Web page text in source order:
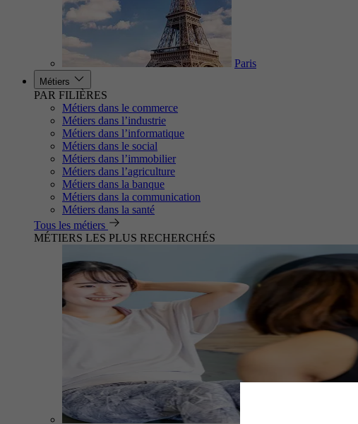
Paris
Métiers
PAR FILIÈRES
Métiers dans le commerce
Métiers dans l’industrie
Métiers dans l’informatique
Métiers dans le social
Métiers dans l’immobilier
Métiers dans l’agriculture
Métiers dans la banque
Métiers dans la communication
Métiers dans la santé
Tous les métiers
MÉTIERS LES PLUS RECHERCHÉS